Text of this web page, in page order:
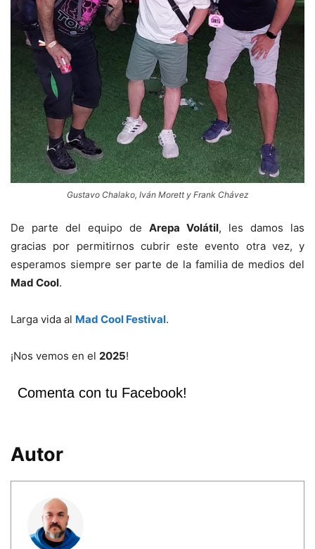
Gustavo Chalako, Iván Morett y Frank Chávez
De parte del equipo de Arepa Volátil, les damos las
gracias por permitirnos cubrir este evento otra vez, y
esperamos siempre ser parte de la familia de medios del
Mad Cool.
Larga vida al Mad Cool Festival.
¡Nos vemos en el 2025!
Comenta con tu Facebook!
Autor